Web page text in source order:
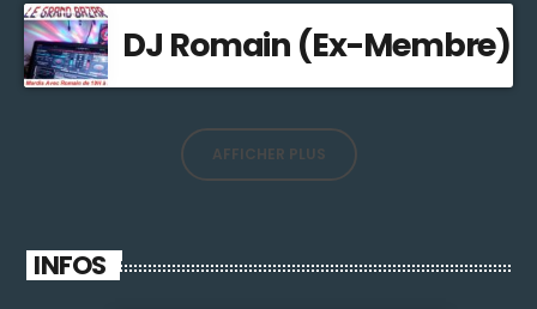
DJ Romain (Ex-Membre)
AFFICHER PLUS
INFOS